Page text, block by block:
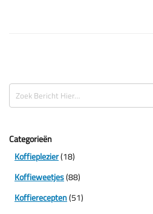
Zoeken
Categorieën
Koffieplezier(18)
Koffieweetjes(88)
Koffierecepten(51)